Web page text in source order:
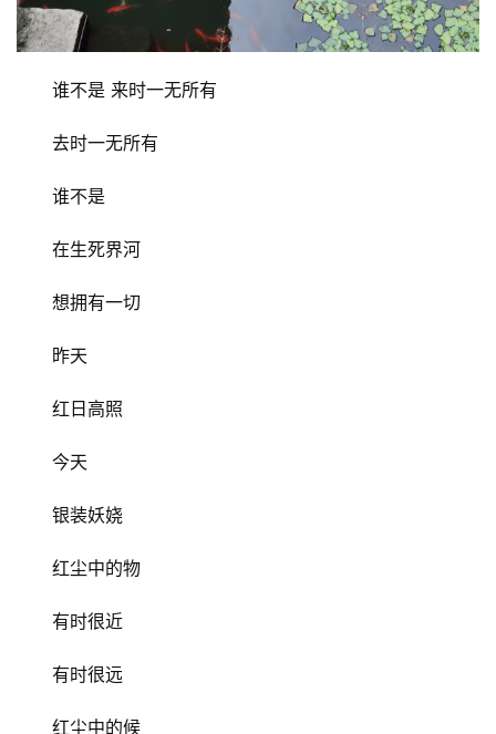
谁不是 来时一无所有
去时一无所有
谁不是
在生死界河
想拥有一切
昨天
红日高照
今天
银装妖娆
红尘中的物
有时很近
有时很远
红尘中的候